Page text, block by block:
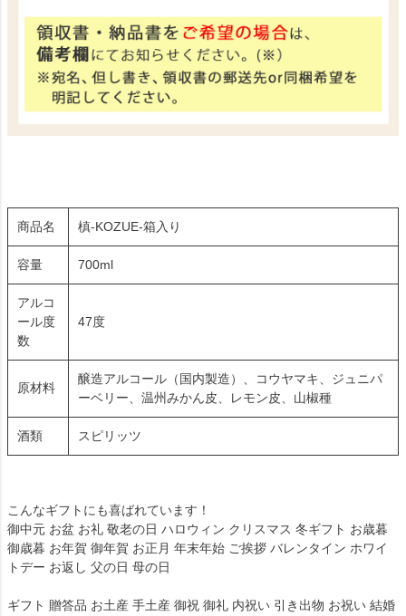
商品名 槙‐KOZUE‐箱入り
容量 700ml
アルコ
ール度
数
47度
原材料
醸造アルコール（国内製造）、コウヤマキ、ジュニパ
ーベリー、温州みかん皮、レモン皮、山椒種
酒類 スピリッツ
こんなギフトにも喜ばれています！
御中元 お盆 お礼 敬老の日 ハロウィン クリスマス 冬ギフト お歳暮
御歳暮 お年賀 御年賀 お正月 年末年始 ご挨拶 バレンタイン ホワイ
トデー お返し 父の日 母の日
ギフト 贈答品 お土産 手土産 御祝 御礼 内祝い 引き出物 お祝い 結婚